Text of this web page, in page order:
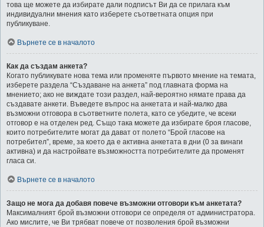
това ще можете да избирате дали подписът Ви да се прилага към
индивидуални мнения като изберете съответната опция при
публикуване.
Върнете се в началото
Как да създам анкета?
Когато публикувате нова тема или променяте първото мнение на темата,
изберете раздела “Създаване на анкета” под главната форма на
мнението; ако не виждате този раздел, най-вероятно нямате права да
създавате анкети. Въведете въпрос на анкетата и най-малко два
възможни отговора в съответните полета, като се убедите, че всеки
отговор е на отделен ред. Също така можете да избирате броя гласове,
които потребителите могат да дават от полето “Брой гласове на
потребител”, време, за което да е активна анкетата в дни (0 за винаги
активна) и да настройвате възможността потребителите да променят
гласа си.
Върнете се в началото
Защо не мога да добавя повече възможни отговори към анкетата?
Максималният брой възможни отговори се определя от администратора.
Ако мислите, че Ви трябват повече от позволения брой възможни